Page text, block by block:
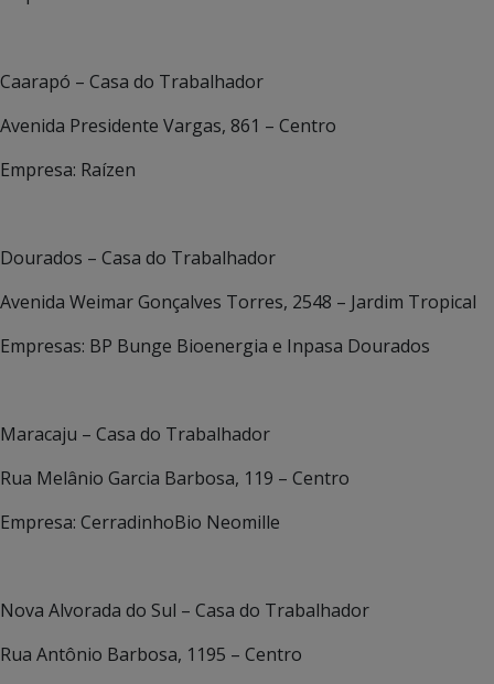
Caarapó – Casa do Trabalhador
Avenida Presidente Vargas, 861 – Centro
Empresa: Raízen
Dourados – Casa do Trabalhador
Avenida Weimar Gonçalves Torres, 2548 – Jardim Tropical
Empresas: BP Bunge Bioenergia e Inpasa Dourados
Maracaju – Casa do Trabalhador
Rua Melânio Garcia Barbosa, 119 – Centro
Empresa: CerradinhoBio Neomille
Nova Alvorada do Sul – Casa do Trabalhador
Rua Antônio Barbosa, 1195 – Centro